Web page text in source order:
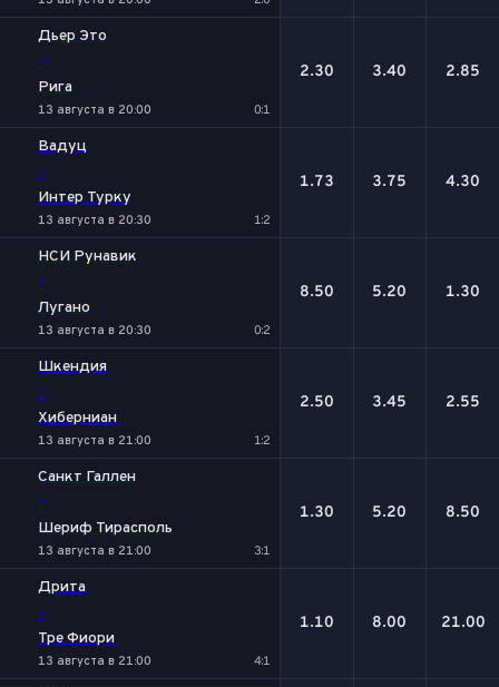
Дьер Это
-
Рига
13 августа в 20:00 0:1
2.30 3.40 2.85
Вадуц
-
Интер Турку
13 августа в 20:30 1:2
1.73 3.75 4.30
НСИ Рунавик
-
Лугано
13 августа в 20:30 0:2
8.50 5.20 1.30
Шкендия
-
Хиберниан
13 августа в 21:00 1:2
2.50 3.45 2.55
Санкт Галлен
-
Шериф Тирасполь
13 августа в 21:00 3:1
1.30 5.20 8.50
Дрита
-
Тре Фиори
13 августа в 21:00 4:1
1.10 8.00 21.00